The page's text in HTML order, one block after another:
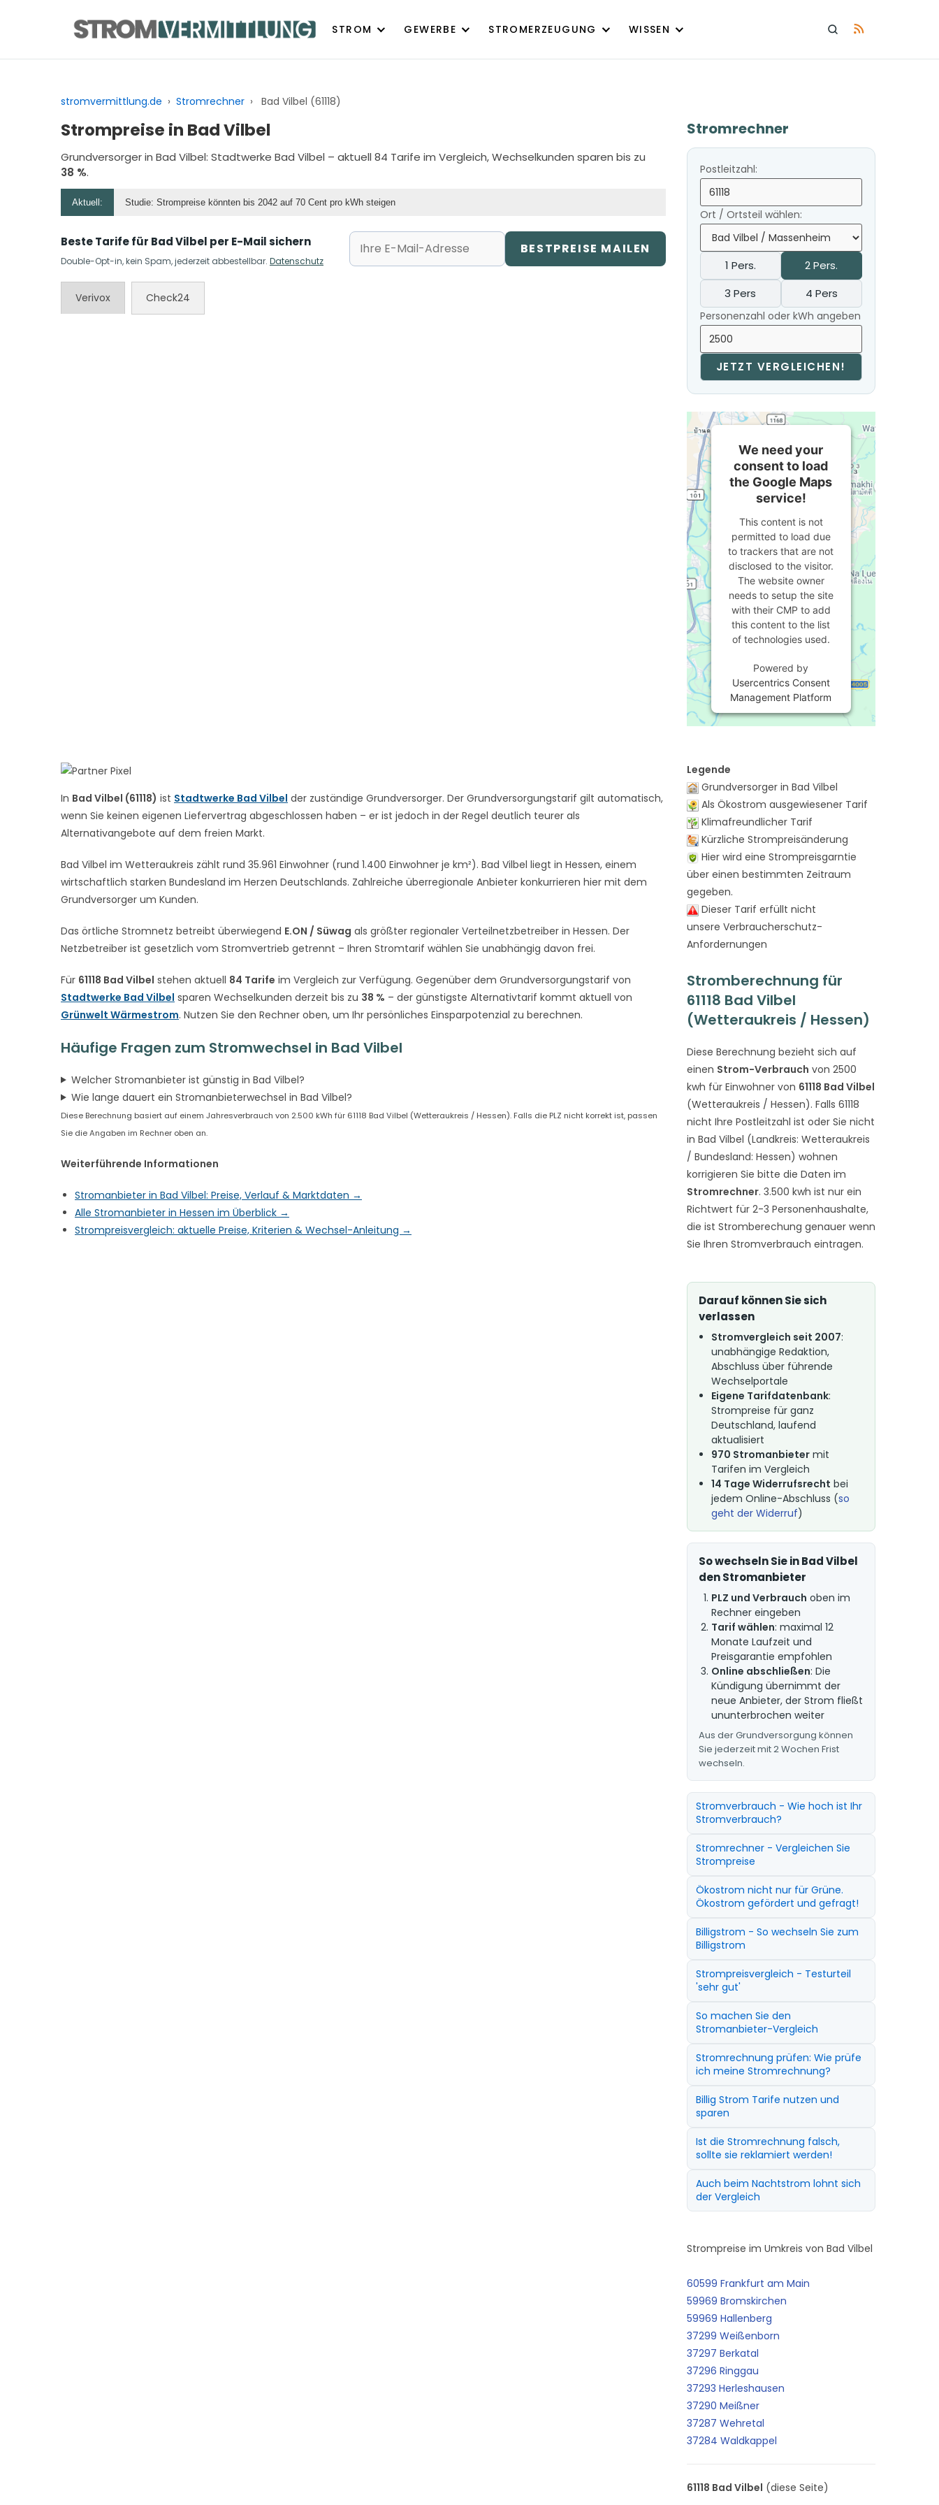
STROM GEWERBE STROMERZEUGUNG WISSEN
stromvermittlung.de › Stromrechner › Bad Vilbel (61118)
Strompreise in Bad Vilbel
Grundversorger in Bad Vilbel: Stadtwerke Bad Vilbel – aktuell 84 Tarife im Vergleich, Wechselkunden sparen bis zu
38 %.
In Bad Vilbel (61118) ist Stadtwerke Bad Vilbel der zuständige Grundversorger. Der Grundversorgungstarif gilt automatisch,
wenn Sie keinen eigenen Liefervertrag abgeschlossen haben – er ist jedoch in der Regel deutlich teurer als
Alternativangebote auf dem freien Markt.
Bad Vilbel im Wetteraukreis zählt rund 35.961 Einwohner (rund 1.400 Einwohner je km²). Bad Vilbel liegt in Hessen, einem
wirtschaftlich starken Bundesland im Herzen Deutschlands. Zahlreiche überregionale Anbieter konkurrieren hier mit dem
Grundversorger um Kunden.
Das örtliche Stromnetz betreibt überwiegend E.ON / Süwag als größter regionaler Verteilnetzbetreiber in Hessen. Der
Netzbetreiber ist gesetzlich vom Stromvertrieb getrennt – Ihren Stromtarif wählen Sie unabhängig davon frei.
Für 61118 Bad Vilbel stehen aktuell 84 Tarife im Vergleich zur Verfügung. Gegenüber dem Grundversorgungstarif von
Stadtwerke Bad Vilbel sparen Wechselkunden derzeit bis zu 38 % – der günstigste Alternativtarif kommt aktuell von
Grünwelt Wärmestrom. Nutzen Sie den Rechner oben, um Ihr persönliches Einsparpotenzial zu berechnen.
Häufige Fragen zum Stromwechsel in Bad Vilbel
Welcher Stromanbieter ist günstig in Bad Vilbel?
Wie lange dauert ein Stromanbieterwechsel in Bad Vilbel?
Diese Berechnung basiert auf einem Jahresverbrauch von 2.500 kWh für 61118 Bad Vilbel (Wetteraukreis / Hessen). Falls die PLZ nicht korrekt ist, passen
Sie die Angaben im Rechner oben an.
Weiterführende Informationen
Stromanbieter in Bad Vilbel: Preise, Verlauf & Marktdaten →
Alle Stromanbieter in Hessen im Überblick →
Strompreisvergleich: aktuelle Preise, Kriterien & Wechsel-Anleitung →
Aktuell: Studie: Strompreise könnten bis 2042 auf 70 Cent pro kWh steigen
Beste Tarife für Bad Vilbel per E-Mail sichern
Double-Opt-in, kein Spam, jederzeit abbestellbar. Datenschutz
BESTPREISE MAILEN
Verivox Check24
Stromrechner
Postleitzahl:
Ort / Ortsteil wählen:
1 Pers.
2 Pers.
3 Pers
4 Pers
Personenzahl oder kWh angeben
JETZT VERGLEICHEN!
We need your
consent to load
the Google Maps
service!
This content is not
permitted to load due
to trackers that are not
disclosed to the visitor.
The website owner
needs to setup the site
with their CMP to add
this content to the list
of technologies used.
Powered by
Usercentrics Consent
Management Platform
Legende
Grundversorger in Bad Vilbel
Als Ökostrom ausgewiesener Tarif
Klimafreundlicher Tarif
Kürzliche Strompreisänderung
Hier wird eine Strompreisgarntie
über einen bestimmten Zeitraum
gegeben.
Dieser Tarif erfüllt nicht
unsere Verbraucherschutz-
Anfordernungen
Stromberechnung für
61118 Bad Vilbel
(Wetteraukreis / Hessen)
Diese Berechnung bezieht sich auf
einen Strom-Verbrauch von 2500
kwh für Einwohner von 61118 Bad Vilbel
(Wetteraukreis / Hessen). Falls 61118
nicht Ihre Postleitzahl ist oder Sie nicht
in Bad Vilbel (Landkreis: Wetteraukreis
/ Bundesland: Hessen) wohnen
korrigieren Sie bitte die Daten im
Stromrechner. 3.500 kwh ist nur ein
Richtwert für 2-3 Personenhaushalte,
die ist Stromberechung genauer wenn
Sie Ihren Stromverbrauch eintragen.
Darauf können Sie sich
verlassen
Stromvergleich seit 2007:
unabhängige Redaktion,
Abschluss über führende
Wechselportale
Eigene Tarifdatenbank:
Strompreise für ganz
Deutschland, laufend
aktualisiert
970 Stromanbietermit
Tarifen im Vergleich
14 Tage Widerrufsrecht bei
jedem Online-Abschluss (so
geht der Widerruf)
So wechseln Sie in Bad Vilbel
den Stromanbieter
PLZ und Verbrauch oben im
Rechner eingeben
Tarif wählen: maximal 12
Monate Laufzeit und
Preisgarantie empfohlen
Online abschließen: Die
Kündigung übernimmt der
neue Anbieter, der Strom fließt
ununterbrochen weiter
Aus der Grundversorgung können
Sie jederzeit mit 2 Wochen Frist
wechseln.
Stromverbrauch - Wie hoch ist Ihr
Stromverbrauch?
Stromrechner - Vergleichen Sie
Strompreise
Ökostrom nicht nur für Grüne.
Ökostrom gefördert und gefragt!
Billigstrom - So wechseln Sie zum
Billigstrom
Strompreisvergleich - Testurteil
'sehr gut'
So machen Sie den
Stromanbieter-Vergleich
Stromrechnung prüfen: Wie prüfe
ich meine Stromrechnung?
Billig Strom Tarife nutzen und
sparen
Ist die Stromrechnung falsch,
sollte sie reklamiert werden!
Auch beim Nachtstrom lohnt sich
der Vergleich
Strompreise im Umkreis von Bad Vilbel
60599 Frankfurt am Main
59969 Bromskirchen
59969 Hallenberg
37299 Weißenborn
37297 Berkatal
37296 Ringgau
37293 Herleshausen
37290 Meißner
37287 Wehretal
37284 Waldkappel
61118 Bad Vilbel (diese Seite)